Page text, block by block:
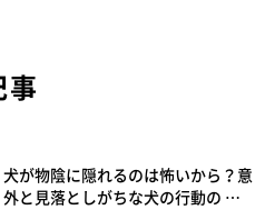
事
犬が物陰に隠れるのは怖いから？意
外と見落としがちな犬の行動の …